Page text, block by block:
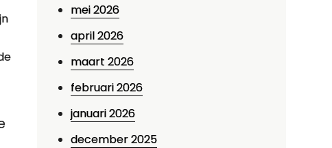
mei 2026
april 2026
maart 2026
februari 2026
januari 2026
december 2025